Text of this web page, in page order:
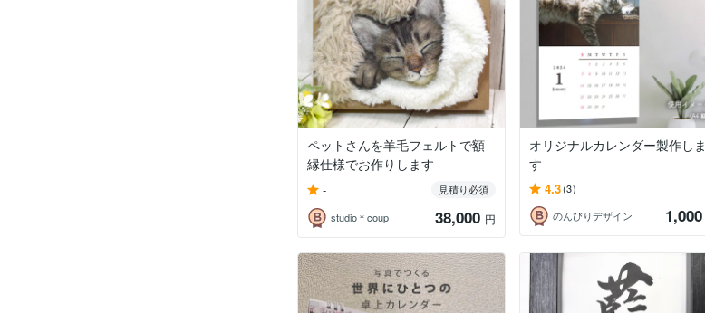
ペットさんを羊毛フェルトで額
縁仕様でお作りします
-
見積り必須
studio＊coup
38,000 円
オリジナルカレンダー製作しま
す
4.3(3)
のんびりデザイン
1,000